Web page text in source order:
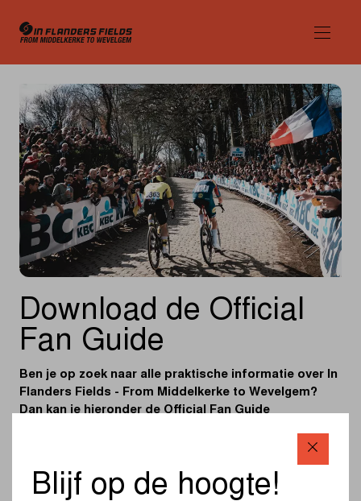
Official
Fan
Guide
In
Flanders
Fields
From
Middelkerke
to
Wevelgem
Download de Official
Fan Guide
Ben je op zoek naar alle praktische informatie over In
Flanders Fields - From Middelkerke to Wevelgem?
Dan kan je hieronder de Official Fan Guide
raadplegen, maar lees je ook alles over mobiliteit en
Middelkerke en Wevelgem. Sta voorbereid aan de
Blijf op de hoogte!